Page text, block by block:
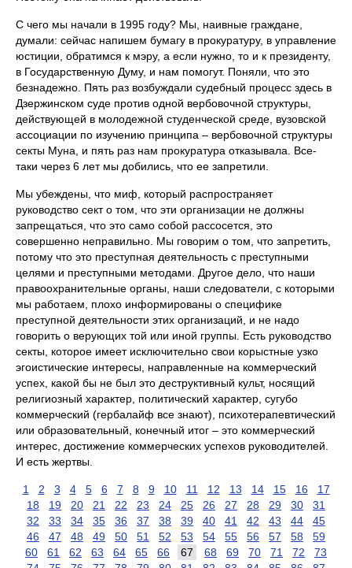
С чего мы начали в 1995 году? Мы, наивные граждане,
думали: сейчас напишем бумагу в прокуратуру, в управление
юстиции, обратимся к мэру, а если нужно, то и к президенту,
в Государственную Думу, и нам помогут. Поняли, что это
безнадежно. Пять раз возбуждали судебный процесс здесь в
Дзержинском суде против одной вербовочной структуры,
действующей в молодежной студенческой среде, вузовской
ассоциации по изучению принципа – вербовочной структуры
секты Муна, и пять раз нам прокуратура отказывала. Все-
таки через 6 лет мы добились, что ее запретили.
Мы убеждены, что миф, который распространяет
руководство сект о том, что эти организации не должны
запрещаться, что это само собой рассосется, это
совершенно неправильно. Мы говорим о том, что запретить,
потому что это преступная деятельность с преступными
целями и преступными методами. Другое дело, что наши
правоохранительные органы, наши следователи, с которыми
мы работаем, плохо информированы о специфике
преступной деятельности этих организаций, и не надо
говорить о верующих той или иной группы. Есть руководство
секты, которое имеет исключительно свои корыстные узко
эгоистические интересы, направленные на коммерческий
успех, какой бы не был это деструктивный культ, носящий
религиозный характер, политический характер, сугубо
коммерческий (гербалайф все знают), психотерапевтический
или образовательный, конечный итог – это коммерческий
интерес, достижение коммерческих успехов руководителей.
И есть жертвы.
1 2 3 4 5 6 7 8 9 10 11 12 13 14 15 16
17
18
19 20 21 22 23 24 25 26 27 28 29 30
31
32
33 34 35 36 37 38 39 40 41 42 43 44
45
46
47 48 49 50 51 52 53 54 55 56 57 58
59
60
61 62 63 64 65 66 67 68 69 70 71 72
73